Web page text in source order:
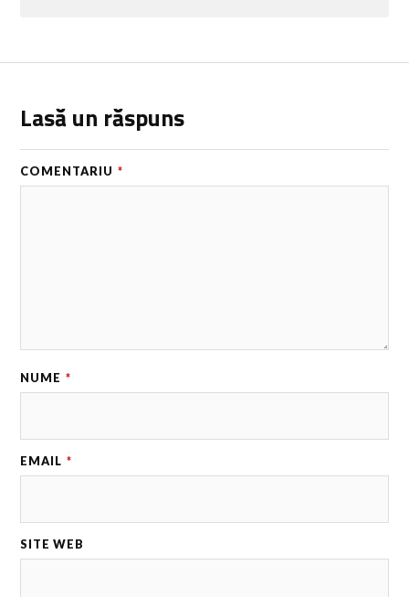
Lasă un răspuns
COMENTARIU *
NUME *
EMAIL *
SITE WEB